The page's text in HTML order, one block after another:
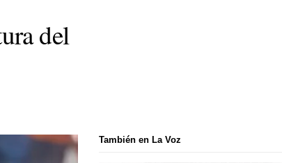
del
También en La Voz